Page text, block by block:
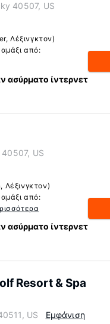
40507, US
Λέξινγκτον)
από:
ασύρματο ίντερνετ
US
από:
ασύρματο ίντερνετ
Resort & Spa
US
Εμφάνιση